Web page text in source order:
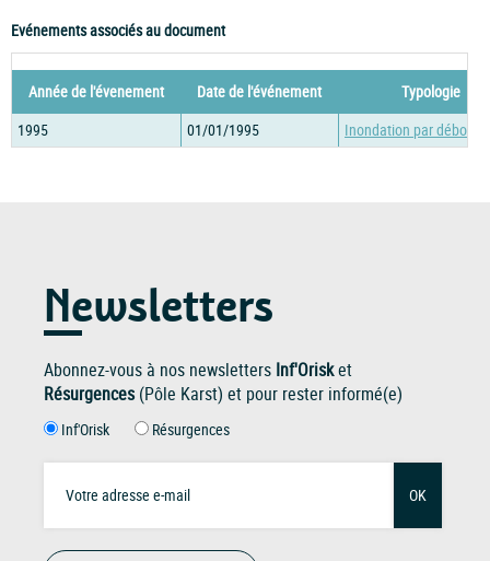
Evénements associés au document
Année de l'évenement Date de l'événement
Typologie
1995
01/01/1995 Inondation par
Newsletters
Abonnez-vous à nos newsletters Inf'Orisket
Résurgences(Pôle Karst) et pour rester informé(e)
Inf'Orisk Résurgences
OK